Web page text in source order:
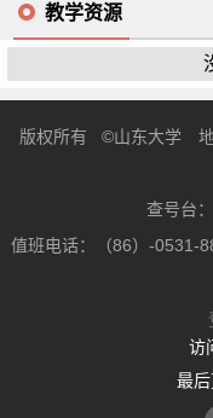
教学资源
版权所有 ©山东大学 地
查号台
值班电话：（86）-0531-
访
最后